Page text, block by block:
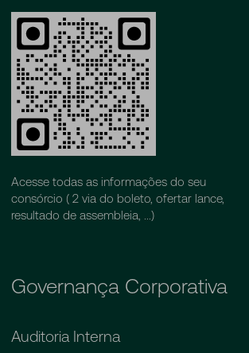
Acesse todas as informações do seu
consórcio ( 2 via do boleto, ofertar lance,
resultado de assembleia, ...)
Governança Corporativa
Auditoria Interna